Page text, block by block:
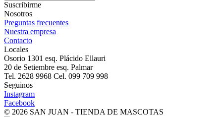
Suscribirme
Nosotros
Preguntas frecuentes
Nuestra empresa
Contacto
Locales
Osorio 1301 esq. Plácido Ellauri
20 de Setiembre esq. Palmar
Tel. 2628 9968 Cel. 099 709 998
Seguinos
Instagram
Facebook
© 2026 SAN JUAN - TIENDA DE MASCOTAS